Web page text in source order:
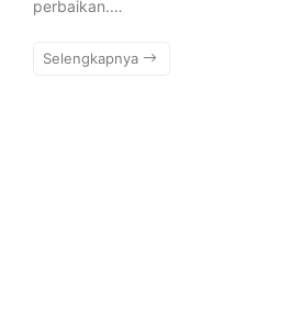
perbaikan.…
Selengkapnya